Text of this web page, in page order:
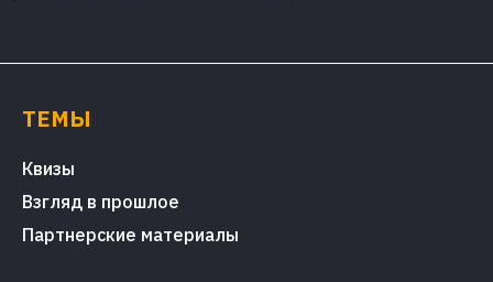
ТЕМЫ
Квизы
Взгляд в прошлое
Партнерские материалы